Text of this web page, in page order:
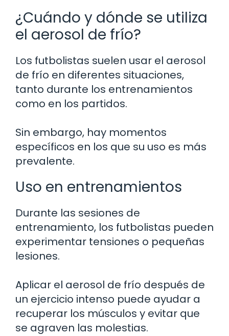
¿Cuándo y dónde se utiliza
el aerosol de frío?
Los futbolistas suelen usar el aerosol
de frío en diferentes situaciones,
tanto durante los entrenamientos
como en los partidos.
Sin embargo, hay momentos
específicos en los que su uso es más
prevalente.
Uso en entrenamientos
Durante las sesiones de
entrenamiento, los futbolistas pueden
experimentar tensiones o pequeñas
lesiones.
Aplicar el aerosol de frío después de
un ejercicio intenso puede ayudar a
recuperar los músculos y evitar que
se agraven las molestias.